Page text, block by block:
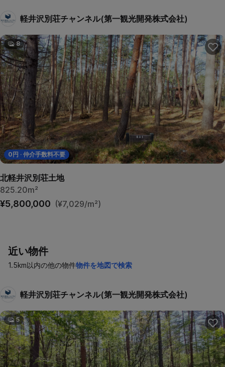
軽井沢別荘チャンネル(第一観光開発株式会社)
0 円 · 仲介手数料不要
8
北軽井沢別荘土地
825.20m²
¥5,800,000 (¥7,029/m²)
近い物件
1.5km以内の他の物件物件を地図で検索
軽井沢別荘チャンネル(第一観光開発株式会社)
5